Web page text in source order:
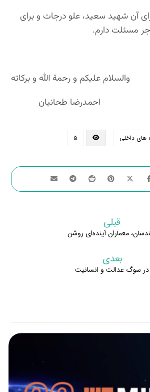
آن شهید سعید، علو درجات و برای
مسئلت دارم.
والسلام علیکم و رحمة الله و برکاته
طحانیان
های داخلی ۵
قبلی
معماران آینده‌ای روشن
بعدی
در سوگ عدالت و انسانیت